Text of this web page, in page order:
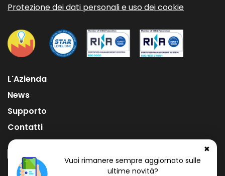
✖
Vuoi rimanere sempre aggiornato sulle
ultime novità?
Protezione dei dati personali e uso dei cookie
L'Azienda
News
Supporto
Contatti